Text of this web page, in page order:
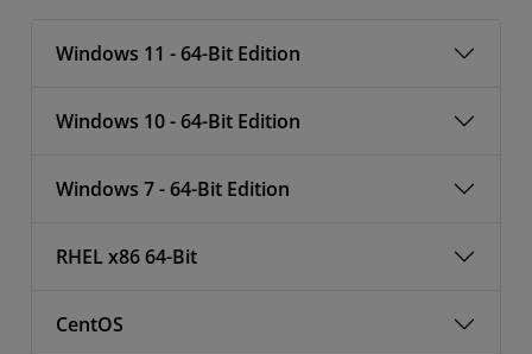
Windows 11 - 64-Bit Edition
Windows 10 - 64-Bit Edition
Windows 7 - 64-Bit Edition
RHEL x86 64-Bit
CentOS